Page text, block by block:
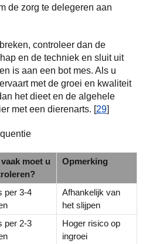
de zorg te delegeren aan
controleer dan de
en de techniek en sluit uit
is aan een bot mes. Als u
met de groei en kwaliteit
het dieet en de algehele
met een dierenarts. [29]
moet u
Opmerking
per 3-4
Afhankelijk van
het slijpen
per 2-3
Hoger risico op
ingroei